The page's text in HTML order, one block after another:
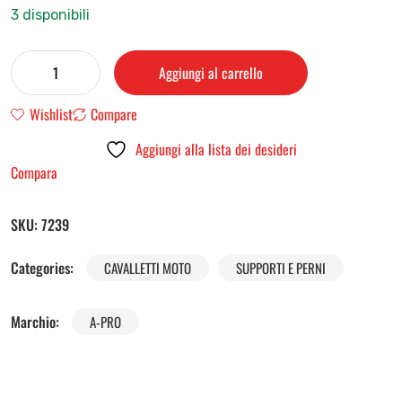
3 disponibili
Aggiungi al carrello
Wishlist
Compare
Aggiungi alla lista dei desideri
Compara
SKU: 7239
Categories:
CAVALLETTI MOTO SUPPORTI E PERNI
Marchio: A-PRO